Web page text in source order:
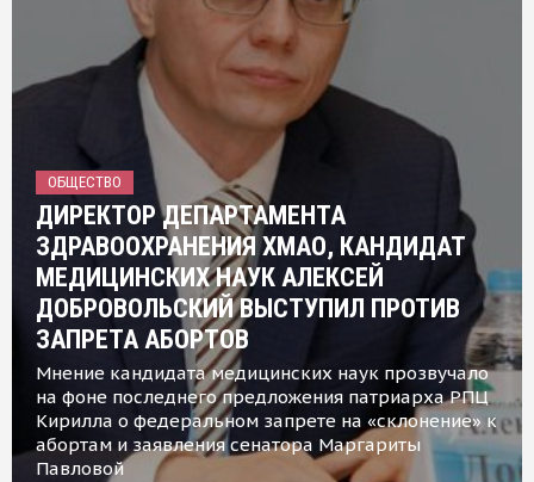
ОБЩЕСТВО
ДИРЕКТОР ДЕПАРТАМЕНТА
ЗДРАВООХРАНЕНИЯ ХМАО, КАНДИДАТ
МЕДИЦИНСКИХ НАУК АЛЕКСЕЙ
ДОБРОВОЛЬСКИЙ ВЫСТУПИЛ ПРОТИВ
ЗАПРЕТА АБОРТОВ
Мнение кандидата медицинских наук прозвучало
на фоне последнего предложения патриарха РПЦ
Кирилла о федеральном запрете на «склонение» к
абортам и заявления сенатора Маргариты
Павловой